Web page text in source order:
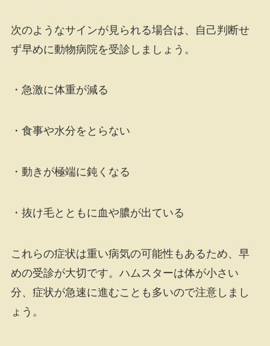
次のようなサインが見られる場合は、自己判断せ
ず早めに動物病院を受診しましょう。
・急激に体重が減る
・食事や水分をとらない
・動きが極端に鈍くなる
・抜け毛とともに血や膿が出ている
これらの症状は重い病気の可能性もあるため、早
めの受診が大切です。ハムスターは体が小さい
分、症状が急速に進むことも多いので注意しまし
ょう。